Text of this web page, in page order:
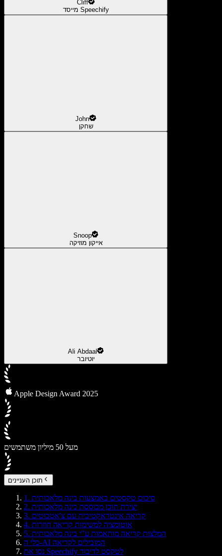
Cliff
מייסד Speechify
John
שחקן
Snoop
אייקון מוזיקה
Ali Abdaal
יוטיובר
Apple Design Award 2025
מעל 50 מיליון משתמשים
תוכן העניינים
1. סיכום טקסטים באמצעות בינה מלאכותית
2. יצירת תוכן מבוססת בינה מלאכותית
3. קריאה אינטראקטיבית עם צ'אטבוטים
4. אוטומציה למשימות קריאה חוזרות
5. המלצות קריאה מותאמות ע"י בינה מלאכותית
כלי ה-AI המובילים לקריאה
נסו את Speechify לטקסט לדיבור